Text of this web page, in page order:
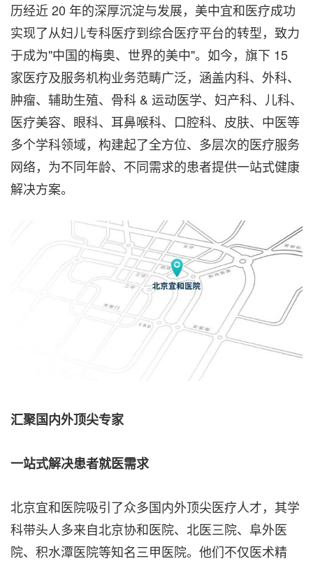
历经近 20 年的深厚沉淀与发展，美中宜和医疗成功
实现了从妇儿专科医疗到综合医疗平台的转型，致力
于成为"中国的梅奥、世界的美中"。如今，旗下 15
家医疗及服务机构业务范畴广泛，涵盖内科、外科、
肿瘤、辅助生殖、骨科 & 运动医学、妇产科、儿科、
医疗美容、眼科、耳鼻喉科、口腔科、皮肤、中医等
多个学科领域，构建起了全方位、多层次的医疗服务
网络，为不同年龄、不同需求的患者提供一站式健康
解决方案。
汇聚国内外顶尖专家
一站式解决患者就医需求
北京宜和医院吸引了众多国内外顶尖医疗人才，其学
科带头人多来自北京协和医院、北医三院、阜外医
院、积水潭医院等知名三甲医院。他们不仅医术精